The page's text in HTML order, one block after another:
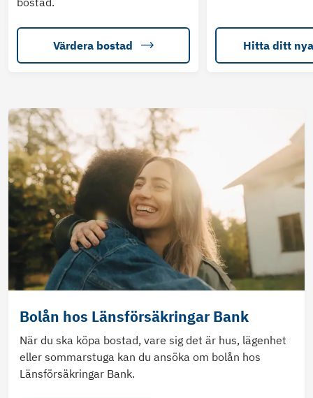
Värdera bostad Hitta ditt
Bolån hos Länsförsäkringar Bank
När du ska köpa bostad, vare sig det är hus, lägenhet
eller sommarstuga kan du ansöka om bolån hos
Länsförsäkringar Bank.